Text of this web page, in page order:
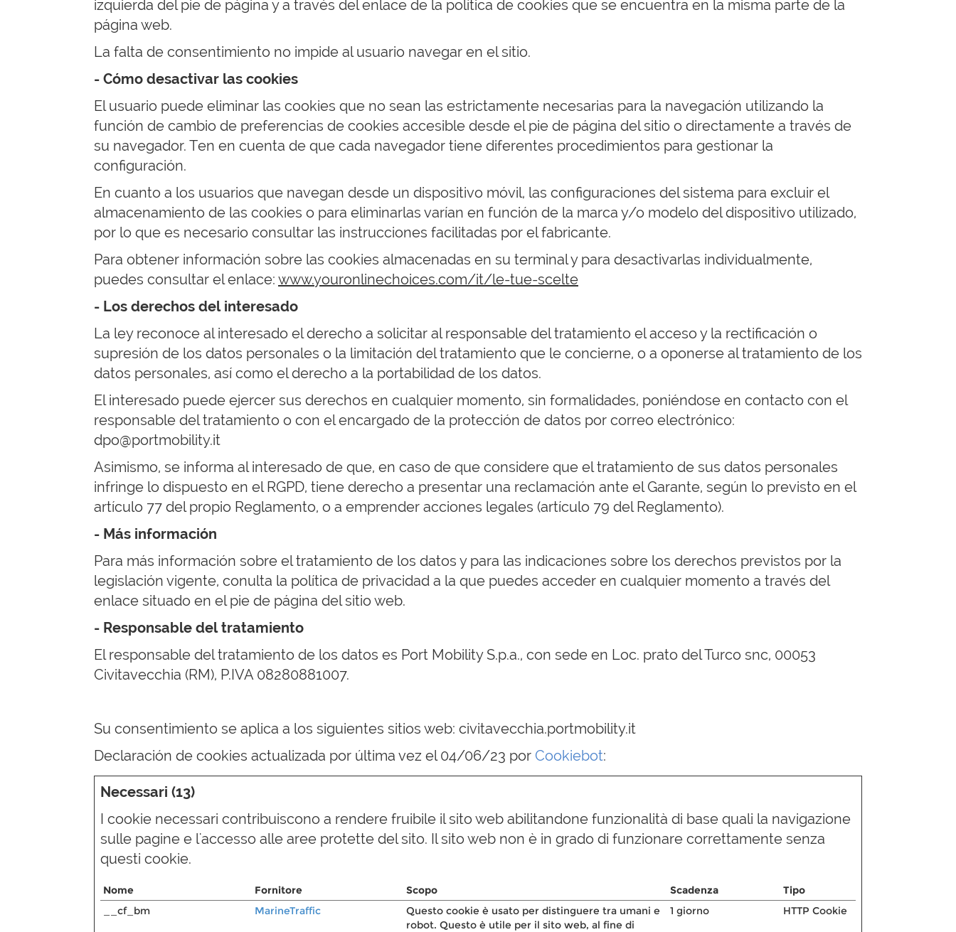
izquierda del pie de página y a través del enlace de la política de cookies que se encuentra en la misma parte de la
página web.
La falta de consentimiento no impide al usuario navegar en el sitio.
- Cómo desactivar las cookies
El usuario puede eliminar las cookies que no sean las estrictamente necesarias para la navegación utilizando la
función de cambio de preferencias de cookies accesible desde el pie de página del sitio o directamente a través de
su navegador. Ten en cuenta de que cada navegador tiene diferentes procedimientos para gestionar la
configuración.
En cuanto a los usuarios que navegan desde un dispositivo móvil, las configuraciones del sistema para excluir el
almacenamiento de las cookies o para eliminarlas varían en función de la marca y/o modelo del dispositivo utilizado,
por lo que es necesario consultar las instrucciones facilitadas por el fabricante.
Para obtener información sobre las cookies almacenadas en su terminal y para desactivarlas individualmente,
puedes consultar el enlace: www.youronlinechoices.com/it/le-tue-scelte
- Los derechos del interesado
La ley reconoce al interesado el derecho a solicitar al responsable del tratamiento el acceso y la rectificación o
supresión de los datos personales o la limitación del tratamiento que le concierne, o a oponerse al tratamiento de los
datos personales, así como el derecho a la portabilidad de los datos.
El interesado puede ejercer sus derechos en cualquier momento, sin formalidades, poniéndose en contacto con el
responsable del tratamiento o con el encargado de la protección de datos por correo electrónico:
dpo@portmobility.it
Asimismo, se informa al interesado de que, en caso de que considere que el tratamiento de sus datos personales
infringe lo dispuesto en el RGPD, tiene derecho a presentar una reclamación ante el Garante, según lo previsto en el
artículo 77 del propio Reglamento, o a emprender acciones legales (artículo 79 del Reglamento).
- Más información
Para más información sobre el tratamiento de los datos y para las indicaciones sobre los derechos previstos por la
legislación vigente, conulta la política de privacidad a la que puedes acceder en cualquier momento a través del
enlace situado en el pie de página del sitio web.
- Responsable del tratamiento
El responsable del tratamiento de los datos es Port Mobility S.p.a., con sede en Loc. prato del Turco snc, 00053
Civitavecchia (RM), P.IVA 08280881007.
Su consentimiento se aplica a los siguientes sitios web: civitavecchia.portmobility.it
Declaración de cookies actualizada por última vez el 04/06/23 por Cookiebot:
Necessari (13)
I cookie necessari contribuiscono a rendere fruibile il sito web abilitandone funzionalità di base quali la navigazione
sulle pagine e l'accesso alle aree protette del sito. Il sito web non è in grado di funzionare correttamente senza
questi cookie.
Nome Fornitore Scopo Scadenza
Tipo
__cf_bm
MarineTraffic
Questo cookie è usato per distinguere tra umani e
robot. Questo è utile per il sito web, al fine di
1 giorno HTTP Cookie